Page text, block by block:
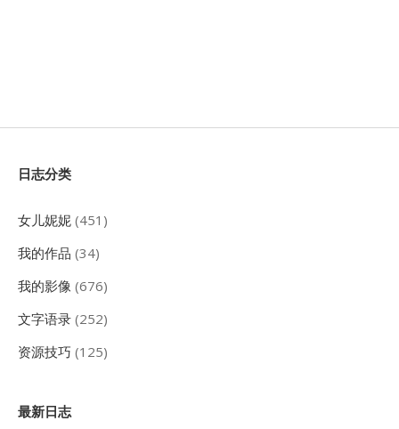
Sidebar
日志分类
女儿妮妮 (451)
我的作品 (34)
我的影像 (676)
文字语录 (252)
资源技巧 (125)
最新日志